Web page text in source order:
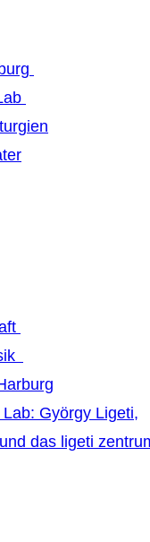
György Ligeti,
das ligeti